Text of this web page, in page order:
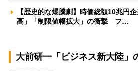
【歴史的な爆騰劇】時価総額10兆円
高」「制限値幅拡大」の衝撃 フ…
大前研一「ビジネス新大陸」